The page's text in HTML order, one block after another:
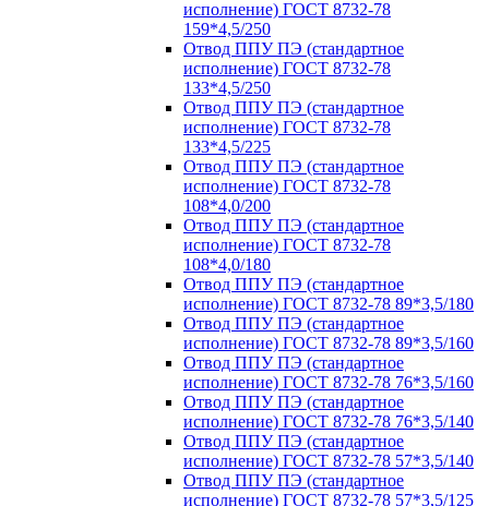
исполнение) ГОСТ 8732-78
159*4,5/250
Отвод ППУ ПЭ (стандартное
исполнение) ГОСТ 8732-78
133*4,5/250
Отвод ППУ ПЭ (стандартное
исполнение) ГОСТ 8732-78
133*4,5/225
Отвод ППУ ПЭ (стандартное
исполнение) ГОСТ 8732-78
108*4,0/200
Отвод ППУ ПЭ (стандартное
исполнение) ГОСТ 8732-78
108*4,0/180
Отвод ППУ ПЭ (стандартное
исполнение) ГОСТ 8732-78 89*3,5/180
Отвод ППУ ПЭ (стандартное
исполнение) ГОСТ 8732-78 89*3,5/160
Отвод ППУ ПЭ (стандартное
исполнение) ГОСТ 8732-78 76*3,5/160
Отвод ППУ ПЭ (стандартное
исполнение) ГОСТ 8732-78 76*3,5/140
Отвод ППУ ПЭ (стандартное
исполнение) ГОСТ 8732-78 57*3,5/140
Отвод ППУ ПЭ (стандартное
исполнение) ГОСТ 8732-78 57*3,5/125